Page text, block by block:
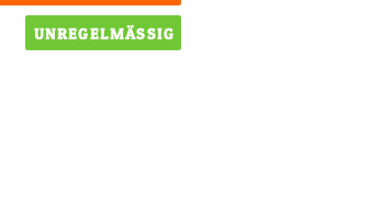
UNREGELMÄSSIG